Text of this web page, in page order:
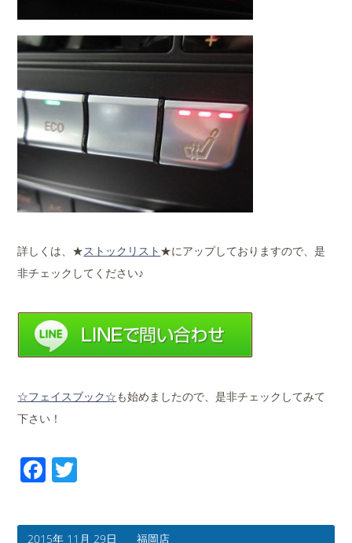
詳しくは、★ストックリスト ★にアップしておりますので、是
非チェックしてください♪
☆フェイスブック☆も始めましたので、是非チェックしてみて
下さい！
Facebook
2015年 11月 29日 福岡店